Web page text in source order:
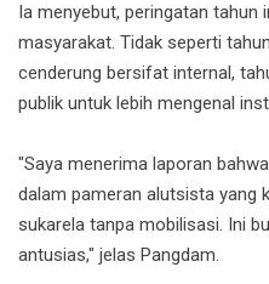
Ia menyebut, peringatan tahun
masyarakat. Tidak seperti
cenderung bersifat internal,
publik untuk lebih mengenal
"Saya menerima laporan
dalam pameran alutsista yang
sukarela tanpa mobilisasi. Ini
antusias," jelas Pangdam.